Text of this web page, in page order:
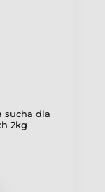
sucha dla
2kg